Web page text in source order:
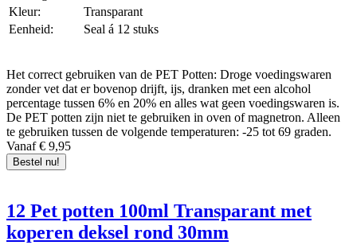
Kleur:
Transparant
Eenheid:
Seal á 12 stuks
Het correct gebruiken van de PET Potten: Droge voedingswaren
zonder vet dat er bovenop drijft, ijs, dranken met een alcohol
percentage tussen 6% en 20% en alles wat geen voedingswaren is.
De PET potten zijn niet te gebruiken in oven of magnetron. Alleen
te gebruiken tussen de volgende temperaturen: -25 tot 69 graden.
Vanaf € 9,95
Bestel nu!
12 Pet potten 100ml Transparant met
koperen deksel rond 30mm